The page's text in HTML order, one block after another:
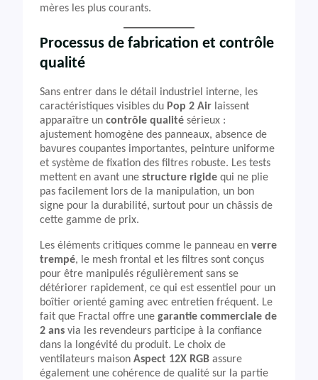
mères les plus courants.
Processus de fabrication et contrôle
qualité
Sans entrer dans le détail industriel interne, les
caractéristiques visibles du Pop 2 Air laissent
apparaître un contrôle qualité sérieux :
ajustement homogène des panneaux, absence de
bavures coupantes importantes, peinture uniforme
et système de fixation des filtres robuste. Les tests
mettent en avant une structure rigide qui ne plie
pas facilement lors de la manipulation, un bon
signe pour la durabilité, surtout pour un châssis de
cette gamme de prix.
Les éléments critiques comme le panneau en verre
trempé, le mesh frontal et les filtres sont conçus
pour être manipulés régulièrement sans se
détériorer rapidement, ce qui est essentiel pour un
boîtier orienté gaming avec entretien fréquent. Le
fait que Fractal offre une garantie commerciale de
2 ans via les revendeurs participe à la confiance
dans la longévité du produit. Le choix de
ventilateurs maison Aspect 12X RGB assure
également une cohérence de qualité sur la partie